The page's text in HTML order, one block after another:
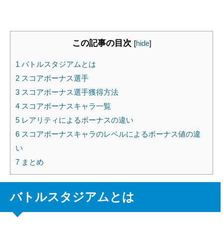
この記事の目次 [hide]
1 バトルスタジアムとは
2 スコアボーナス選手
3 スコアボーナス選手獲得方法
4 スコアボーナスキャラ一覧
5 レアリティによるボーナスの違い
6 スコアボーナスキャラのレベルによるボーナス値の違
い
7 まとめ
バトルスタジアムとは